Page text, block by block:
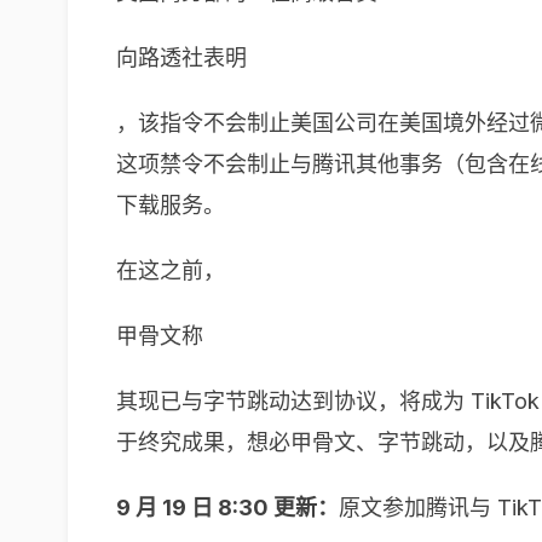
向路透社表明
，该指令不会制止美国公司在美国境外经
这项禁令不会制止与腾讯其他事务（包含
下载服务。
在这之前，
甲骨文称
其现已与字节跳动达到协议，将成为
于终究成果，想必甲骨文、字节跳动，以及
9 月 19 日 8:30 更新： 原文参加腾讯与